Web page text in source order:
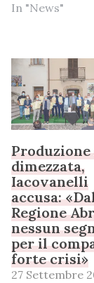
In "News"
dimezzata,
Iacovanelli
accusa:
Regione
nessun
per il
forte crisi»
27 Settembre